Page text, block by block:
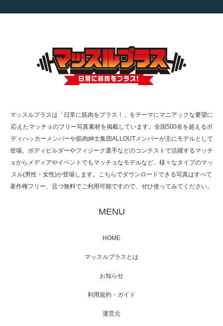
【TV】TBS番組「ひるおび」にてマッスルプ
TOKYO FMラジオ番組「ONE MORNING」
で紹介さ…
た（6/8放送）
映画「メカバース」舞台挨拶へマッスルプラ
【TV】NHK BS「COOL JAPAN 」にてマッス
マッスルプラスは「日常に筋肉をプラス！」をテーマにマニアックな要望に
応えたマッチョのフリー写真素材を掲載しています。全国500名を超えるボ
ディハッカーメンバーや筋肉紳士集団ALLOUTメンバーが主にモデルとして
登場。ボディビルダーやフィジーク選手などのコンテストで活躍するマッチ
ョからメディアやイベントでもマッチョなモデルなど、様々なタイプのマッ
スル(男性・女性)が登場します。こちらでダウンロードできる写真はすべて
著作権フリー、且つ無料でご利用可能ですので、ぜひ使ってみてください。
MENU
HOME
マッスルプラスとは
お知らせ
利用規約・ガイド
運営元